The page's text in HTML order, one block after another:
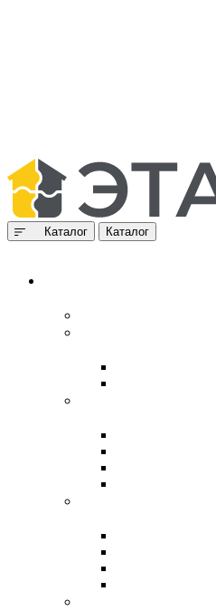
Каталог Каталог